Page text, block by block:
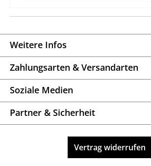
Weitere Infos
Zahlungsarten & Versandarten
Soziale Medien
Partner & Sicherheit
Vertrag widerrufen